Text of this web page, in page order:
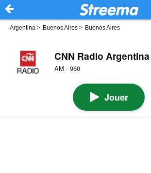
Argentina > Buenos Aires > Buenos Aires
CNN Radio Argentina
AM · 950
Jouer